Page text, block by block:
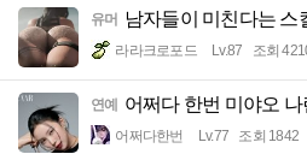
유머 남자들이 미친다는 스
라라크로포드 Lv.87 조회
연예 어쩌다 한번 미야오 나
어쩌다한번 Lv.77 조회 1842